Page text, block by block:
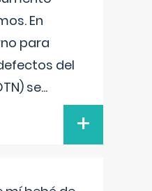
En
para
del
se...
+